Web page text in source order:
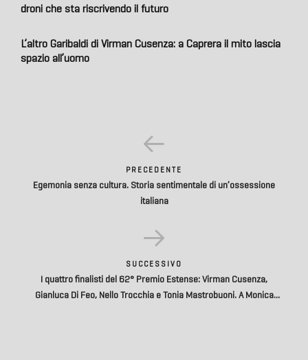
droni che sta riscrivendo il futuro
L’altro Garibaldi di Virman Cusenza: a Caprera il mito lascia
spazio all’uomo
PRECEDENTE
Egemonia senza cultura. Storia sentimentale di un’ossessione
italiana
SUCCESSIVO
I quattro finalisti del 62° Premio Estense: Virman Cusenza,
Gianluca Di Feo, Nello Trocchia e Tonia Mastrobuoni. A Monica